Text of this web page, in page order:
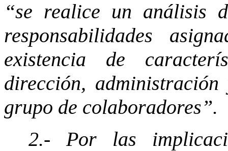
“se realice un análisis
responsabilidades
existencia de
dirección,
grupo de colaboradores”.
2.- Por las